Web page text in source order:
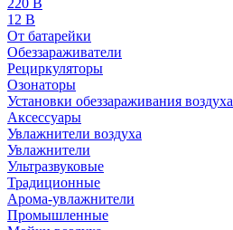
220 В
12 В
От батарейки
Обеззараживатели
Рециркуляторы
Озонаторы
Установки обеззараживания воздуха
Аксессуары
Увлажнители воздуха
Увлажнители
Ультразвуковые
Традиционные
Арома-увлажнители
Промышленные